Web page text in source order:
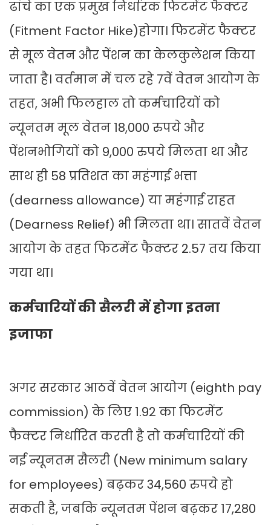
ढांचे का एक प्रमुख निर्धारक फिटमेंट फैक्टर
(Fitment Factor Hike)होगा। फिटमेंट फैक्टर
से मूल वेतन और पेंशन का केलकुलेशन किया
जाता है। वर्तमान में चल रहे 7वें वेतन आयोग के
तहत, अभी फिलहाल तो कर्मचारियों को
न्यूनतम मूल वेतन 18,000 रुपये और
पेंशनभोगियों को 9,000 रुपये मिलता था और
साथ ही 58 प्रतिशत का महंगाई भत्ता
(dearness allowance) या महंगाई राहत
(Dearness Relief) भी मिलता था। सातवें वेतन
आयोग के तहत फिटमेंट फैक्टर 2.57 तय किया
गया था।
कर्मचारियों की सैलरी में होगा इतना
इजाफा
अगर सरकार आठवें वेतन आयोग (eighth pay
commission) के लिए 1.92 का फिटमेंट
फैक्टर निर्धारित करती है तो कर्मचारियों की
नई न्यूनतम सैलरी (New minimum salary
for employees) बढ़कर 34,560 रुपये हो
सकती है, जबकि न्यूनतम पेंशन बढ़कर 17,280